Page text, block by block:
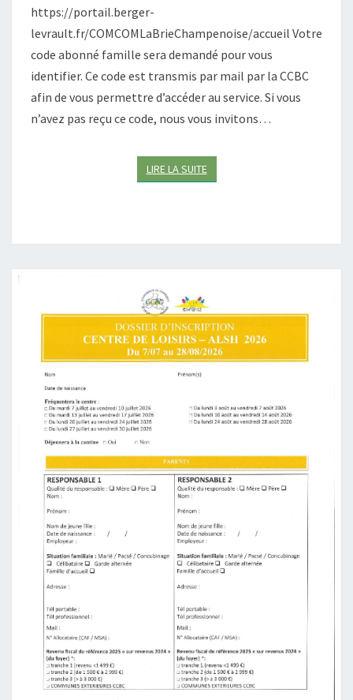
T
N
À
L
R
E
S
A
I
O
N
S
C
R
E
–
R
E
N
T
R
É
E
S
C
O
L
https://portail.berger-
levrault.fr/COMCOMLaBrieChampenoise/accueil Votre
code abonné famille sera demandé pour vous
identifier. Ce code est transmis par mail par la CCBC
afin de vous permettre d’accéder au service. Si vous
n’avez pas reçu ce code, nous vous invitons…
LIRE LA SUITELIRE LA SUITE